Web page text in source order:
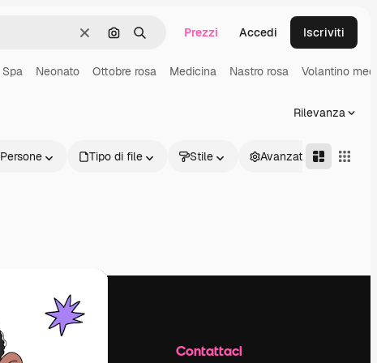
CancellaCerca per immagine
Ricerca Prezzi Accedi Iscriviti
Spa Neonato Ottobre rosa Medicina Nastro rosa Volantino
Rilevanza
Persone Tipo di file Stile Avanzate
Contattaci